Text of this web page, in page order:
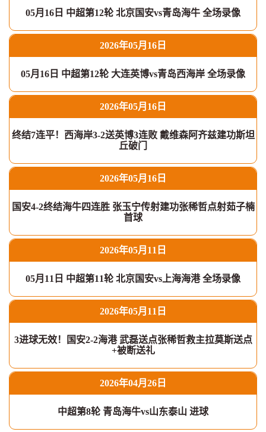
05月16日 中超第12轮 北京国安vs青岛海牛 全场录像
2026年05月16日
05月16日 中超第12轮 大连英博vs青岛西海岸 全场录像
2026年05月16日
终结7连平！西海岸3-2送英博3连败 戴维森阿齐兹建功斯坦
丘破门
2026年05月16日
国安4-2终结海牛四连胜 张玉宁传射建功张稀哲点射茹子楠
首球
2026年05月11日
05月11日 中超第11轮 北京国安vs上海海港 全场录像
2026年05月11日
3进球无效！国安2-2海港 武磊送点张稀哲救主拉莫斯送点
+被断送礼
2026年04月26日
中超第8轮 青岛海牛vs山东泰山 进球